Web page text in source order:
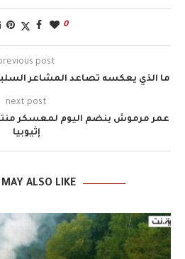
0
post
ما الذي يعكسه تصاعد المشاعر
next post
عمر مرموش ينضم اليوم لمعسكر
إثيوبيا
ALSO LIKE